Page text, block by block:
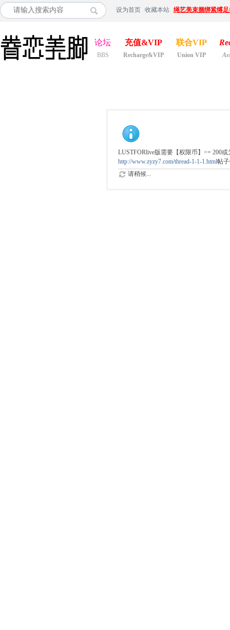
设为首页 收藏本站 绳艺美束捆绑紧缚
论坛
BBS
充值&VIP
Recharge&VIP
联合VIP
Union VIP
LUSTFORlive版需要【权限币】>= 200
http://www.zyzy7.com/thread-1-1-1.html帖
请稍候...